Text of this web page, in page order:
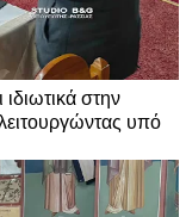
ιδιωτικά στην
υπό